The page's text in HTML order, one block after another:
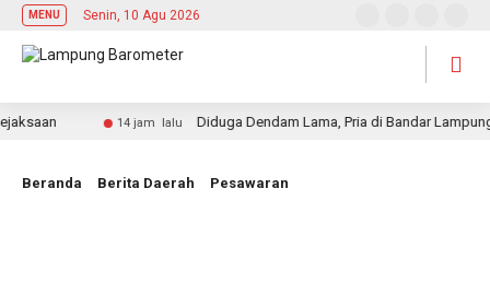
MENU Senin, 10 Agu 2026
14 jam lalu Diduga Dendam Lama, Pria di Bandar Lampung
Beranda Berita Daerah Pesawaran